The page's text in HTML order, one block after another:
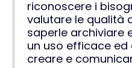
riconoscere i
valutare le qualità
saperle archiviare
un uso efficace ed
creare e